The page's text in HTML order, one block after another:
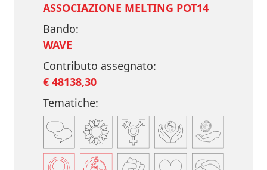
ASSOCIAZIONE MELTING POT14
Bando:
WAVE
Contributo assegnato:
€ 48138,30
Tematiche: